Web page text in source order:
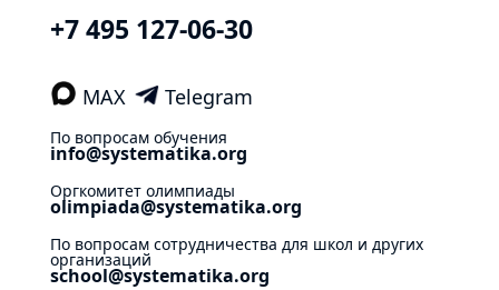
+7 495 127-06-30
MAX Telegram
По вопросам обучения
info@systematika.org
Оргкомитет олимпиады
olimpiada@systematika.org
По вопросам сотрудничества для школ и других
организаций
school@systematika.org